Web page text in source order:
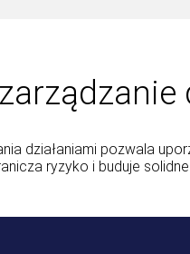
działaniami pozwala
ryzyko i buduje